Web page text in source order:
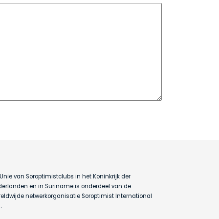
van Soroptimistclubs in het Koninkrijk der
en in Suriname is onderdeel van de
netwerkorganisatie Soroptimist International